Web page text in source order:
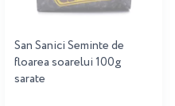
San Sanici Seminte de
floarea soarelui 100g
sarate